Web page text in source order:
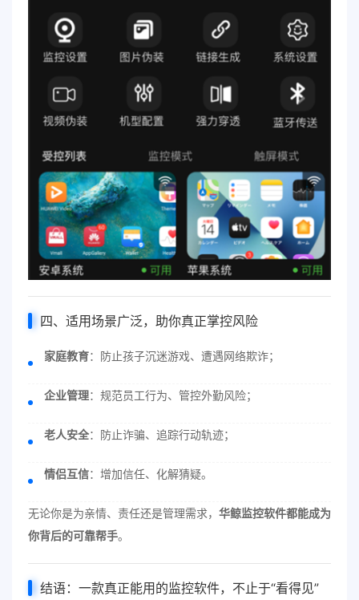
四、适用场景广泛，助你真正掌控风险
家庭教育：防止孩子沉迷游戏、遭遇网络欺诈；
企业管理：规范员工行为、管控外勤风险；
老人安全：防止诈骗、追踪行动轨迹；
情侣互信：增加信任、化解猜疑。
无论你是为亲情、责任还是管理需求， 华鲸监控软件都能成为
你背后的可靠帮手。
结语：一款真正能用的监控软件，不止于“看得见”